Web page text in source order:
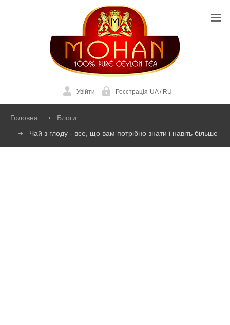
Увійти Реєстрація UA/RU
Головна
Блоги
Чай з глоду - все, що вам потрібно знати і навіть більше